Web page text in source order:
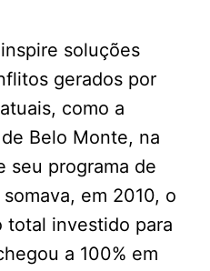
soluções
gerados por
como a
Belo Monte, na
seu programa de
em 2010, o
total investido para
a 100% em